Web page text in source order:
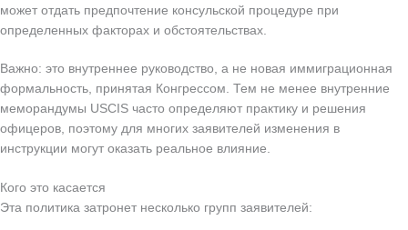
может отдать предпочтение консульской процедуре при
определенных факторах и обстоятельствах.
Важно: это внутреннее руководство, а не новая иммиграционная
формальность, принятая Конгрессом. Тем не менее внутренние
меморандумы USCIS часто определяют практику и решения
офицеров, поэтому для многих заявителей изменения в
инструкции могут оказать реальное влияние.
Кого это касается
Эта политика затронет несколько групп заявителей: